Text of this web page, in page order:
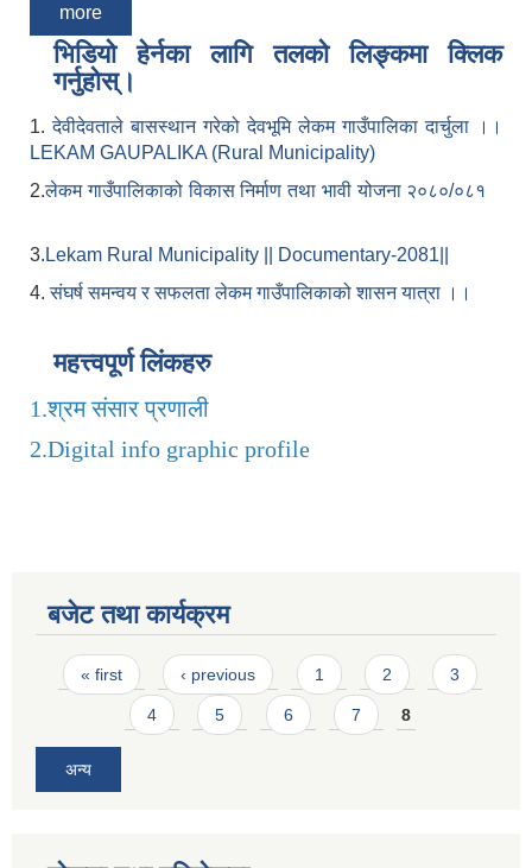
more
भिडियो हेर्नका लागि तलको लिङ्कमा क्लिक
गर्नुहोस्।
1.देवीदेवताले बासस्थान गरेको देवभूमि लेकम गाउँपालिका दार्चुला ।।
LEKAM GAUPALIKA (Rural Municipality)
2.लेकम गाउँपालिकाको विकास निर्माण तथा भावी योजना २०८०/०८१
3. Lekam Rural Municipality || Documentary-2081||
4.संघर्ष समन्वय र सफलता लेकम गाउँपालिकाको शासन यात्रा ।।
महत्त्वपूर्ण लिंकहरु
1.श्रम संसार प्रणाली
2.Digital info graphic profile
बजेट तथा कार्यक्रम
Pages
« first ‹ previous 1 2 3
4 5 6 7 8
अन्य